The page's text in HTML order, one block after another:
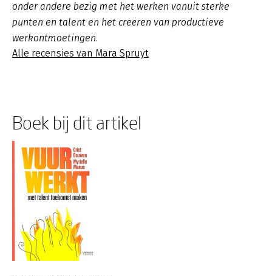
onder andere bezig met het werken vanuit sterke
punten en talent en het creëren van productieve
werkontmoetingen.
Alle recensies van Mara Spruyt
Boek bij dit artikel